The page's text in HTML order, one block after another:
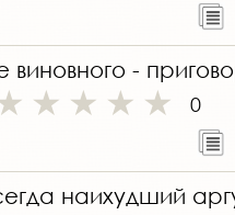
-
0
наихудший